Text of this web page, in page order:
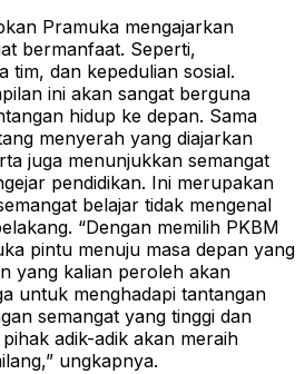
Pramuka mengajarkan
bermanfaat. Seperti,
tim, dan kepedulian sosial.
ini akan sangat berguna
hidup ke depan. Sama
menyerah yang diajarkan
juga menunjukkan semangat
pendidikan. Ini merupakan
belajar tidak mengenal
“Dengan memilih PKBM
pintu menuju masa depan yang
yang kalian peroleh akan
untuk menghadapi tantangan
semangat yang tinggi dan
adik-adik akan meraih
ungkapnya.